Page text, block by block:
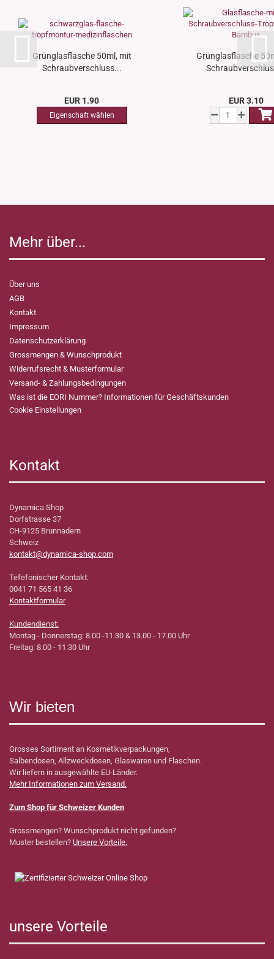
Grünglasflasche 50ml, mit
Schraubverschluss...
EUR 1.90
Grünglasflasche
EUR 3.10
Mehr über...
Über uns
AGB
Kontakt
Impressum
Datenschutzerklärung
Grossmengen & Wunschprodukt
Widerrufsrecht & Musterformular
Versand- & Zahlungsbedingungen
Was ist die EORI Nummer? Informationen für Geschäftskunden
Cookie Einstellungen
Kontakt
Dynamica Shop
Dorfstrasse 37
CH-9125 Brunnadern
Schweiz
kontakt@dynamica-shop.com
Tefefonischer Kontakt:
0041 71 565 41 36
Kontaktformular
Kundendienst:
Montag - Donnerstag: 8.00 -11.30 & 13.00 - 17.00 Uhr
Freitag: 8.00 - 11.30 Uhr
Wir bieten
Grosses Sortiment an Kosmetikverpackungen,
Salbendosen, Allzweckdosen, Glaswaren und Flaschen.
Wir liefern in ausgewählte EU-Länder.
Mehr Informationen zum Versand.
Zum Shop für Schweizer Kunden
Grossmengen? Wunschprodukt nicht gefunden?
Muster bestellen? Unsere Vorteile.
unsere Vorteile